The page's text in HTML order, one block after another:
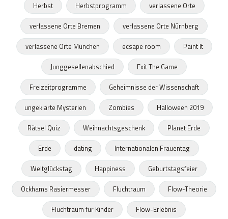
Herbst
Herbstprogramm
verlassene Orte
verlassene Orte Bremen
verlassene Orte Nürnberg
verlassene Orte München
ecsape room
Paint It
Junggesellenabschied
Exit The Game
Freizeitprogramme
Geheimnisse der Wissenschaft
ungeklärte Mysterien
Zombies
Halloween 2019
Rätsel Quiz
Weihnachtsgeschenk
Planet Erde
Erde
dating
Internationalen Frauentag
Weltglückstag
Happiness
Geburtstagsfeier
Ockhams Rasiermesser
Fluchtraum
Flow-Theorie
Fluchtraum für Kinder
Flow-Erlebnis